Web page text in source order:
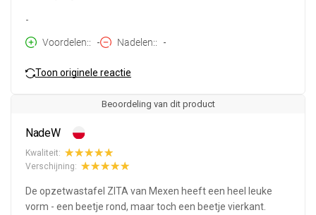
-
Voordelen:
- Nadelen: -
Toon originele reactie
Beoordeling van dit product
NadeW
Kwaliteit:
Verschijning:
De opzetwastafel ZITA van Mexen heeft een heel leuke
vorm - een beetje rond, maar toch een beetje vierkant.